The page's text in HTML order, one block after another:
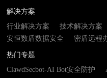
解决方案
行业解决方案
技术解决方案
安恒数盾数据安全
密盾远程
热门专题
ClawdSecbot-AI Bot安全防护